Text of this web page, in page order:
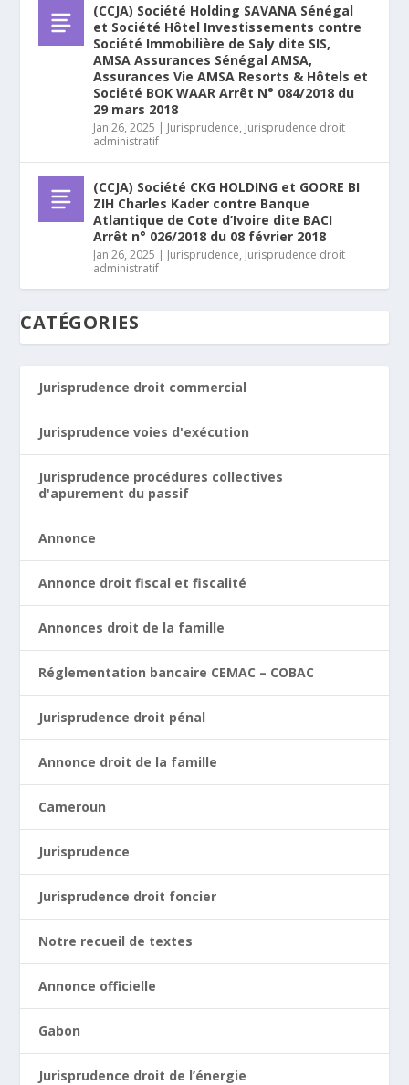
(CCJA) Société Holding SAVANA Sénégal
et Société Hôtel Investissements contre
Société Immobilière de Saly dite SIS,
AMSA Assurances Sénégal AMSA,
Assurances Vie AMSA Resorts & Hôtels et
Société BOK WAAR Arrêt N° 084/2018 du
29 mars 2018
Jan 26, 2025 | Jurisprudence, Jurisprudence droit
administratif
(CCJA) Société CKG HOLDING et GOORE BI
ZIH Charles Kader contre Banque
Atlantique de Cote d’Ivoire dite BACI
Arrêt n° 026/2018 du 08 février 2018
Jan 26, 2025 | Jurisprudence, Jurisprudence droit
administratif
CATÉGORIES
Jurisprudence droit commercial
Jurisprudence voies d'exécution
Jurisprudence procédures collectives
d'apurement du passif
Annonce
Annonce droit fiscal et fiscalité
Annonces droit de la famille
Réglementation bancaire CEMAC – COBAC
Jurisprudence droit pénal
Annonce droit de la famille
Cameroun
Jurisprudence
Jurisprudence droit foncier
Notre recueil de textes
Annonce officielle
Gabon
Jurisprudence droit de l’énergie